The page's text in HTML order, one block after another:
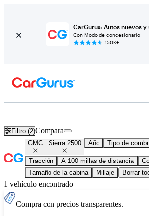
CarGurus: Autos nuevos y
Con Modo de concesionario
150K+
Filtro (2)Compara
GMC Sierra 2500 Año Tipo de
Tracción A 100 millas de distancia
Tamaño de la cabina
Millaje Borrar
1 vehículo encontrado
Compra con precios transparentes.